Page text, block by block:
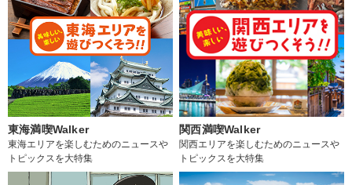
東海満喫Walker
東海エリアを楽しむためのニュースや
トピックスを大特集
関西満喫Walker
関西エリアを楽しむためのニュースや
トピックスを大特集